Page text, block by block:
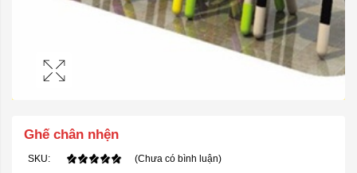
Ghế chân nhện
SKU: (Chưa có bình luận)